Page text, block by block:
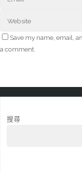
Save my name, email,
a comment.
搜尋